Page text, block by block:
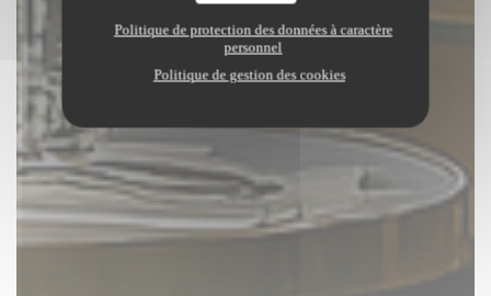
Politique de protection des données à caractère
personnel
Politique de gestion des cookies